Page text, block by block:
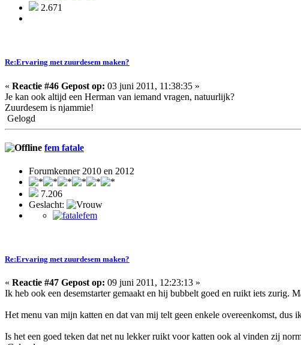
2.671
Re:Ervaring met zuurdesem maken?
« Reactie #46 Gepost op: 03 juni 2011, 11:38:35 »
Je kan ook altijd een Herman van iemand vragen, natuurlijk?
Zuurdesem is njammie!
Gelogd
fem fatale
Forumkenner 2010 en 2012
7.206
Geslacht:
Re:Ervaring met zuurdesem maken?
« Reactie #47 Gepost op: 09 juni 2011, 12:23:13 »
Ik heb ook een desemstarter gemaakt en hij bubbelt goed en ruikt iets zurig.
Het menu van mijn katten en dat van mij telt geen enkele overeenkomst,
Is het een goed teken dat net nu lekker ruikt voor katten ook al vinden zij